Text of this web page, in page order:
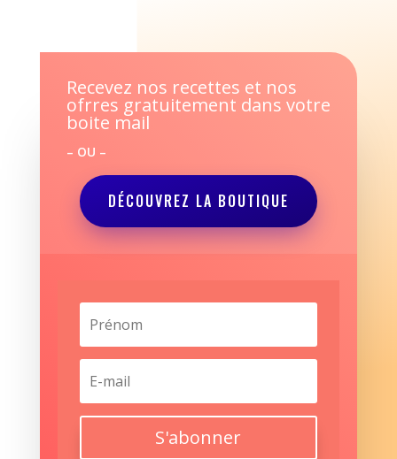
Recevez nos recettes et nos
ofrres gratuitement dans votre
boite mail
– OU –
DÉCOUVREZ LA BOUTIQUE
S'abonner